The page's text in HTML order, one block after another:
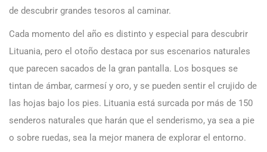
de descubrir grandes tesoros al caminar.
Cada momento del año es distinto y especial para descubrir
Lituania, pero el otoño destaca por sus escenarios naturales
que parecen sacados de la gran pantalla. Los bosques se
tintan de ámbar, carmesí y oro, y se pueden sentir el crujido de
las hojas bajo los pies. Lituania está surcada por más de 150
senderos naturales que harán que el senderismo, ya sea a pie
o sobre ruedas, sea la mejor manera de explorar el entorno.